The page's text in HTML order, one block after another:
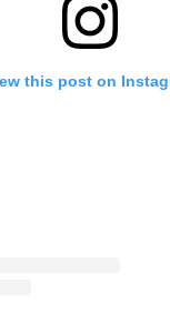
this post on